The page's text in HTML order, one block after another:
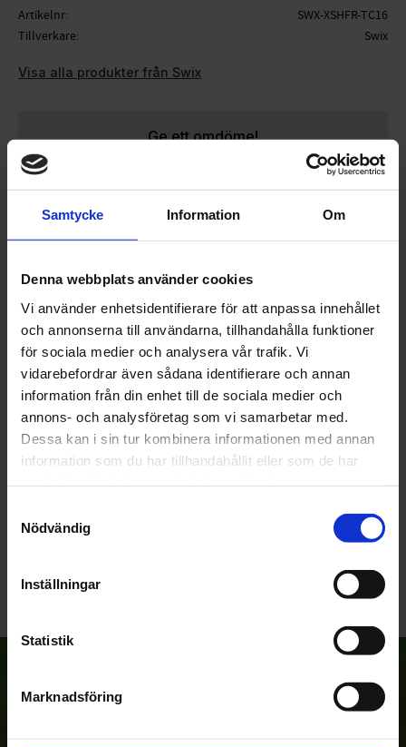
Samtycke Information Om
Denna webbplats använder cookies
Vi använder enhetsidentifierare för att anpassa innehållet
och annonserna till användarna, tillhandahålla funktioner
för sociala medier och analysera vår trafik. Vi
vidarebefordrar även sådana identifierare och annan
information från din enhet till de sociala medier och
annons- och analysföretag som vi samarbetar med.
Dessa kan i sin tur kombinera informationen med annan
information som du har tillhandahållit eller som de har
Nödvändig
Inställningar
Statistik
Marknadsföring
Artikelnr
SWX-XSHFR-TC16
Tillverkare
Swix
Visa alla produkter från Swix
Ge ett omdöme!
Ett TCS handtag, designat för runda 16 mm rör, som
fungerar utmärkt till rullskidåkning.
OMDÖMEN
Du
Bli den första att lämna ett omdöme.